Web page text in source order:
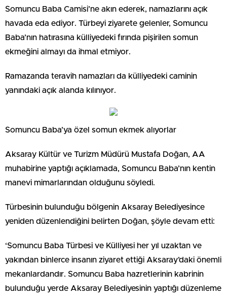
Somuncu Baba Camisi’ne akın ederek, namazlarını açık
havada eda ediyor. Türbeyi ziyarete gelenler, Somuncu
Baba’nın hatırasına külliyedeki fırında pişirilen somun
ekmeğini almayı da ihmal etmiyor.
Ramazanda teravih namazları da külliyedeki caminin
yanındaki açık alanda kılınıyor.
Somuncu Baba’ya özel somun ekmek alıyorlar
Aksaray Kültür ve Turizm Müdürü Mustafa Doğan, AA
muhabirine yaptığı açıklamada, Somuncu Baba’nın kentin
manevi mimarlarından olduğunu söyledi.
Türbesinin bulunduğu bölgenin Aksaray Belediyesince
yeniden düzenlendiğini belirten Doğan, şöyle devam etti:
‘Somuncu Baba Türbesi ve Külliyesi her yıl uzaktan ve
yakından binlerce insanın ziyaret ettiği Aksaray’daki önemli
mekanlardandır. Somuncu Baba hazretlerinin kabrinin
bulunduğu yerde Aksaray Belediyesinin yaptığı düzenleme